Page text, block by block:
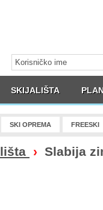
SKIJALIŠTA
SKI OPREMA FREESKI
› Slabija